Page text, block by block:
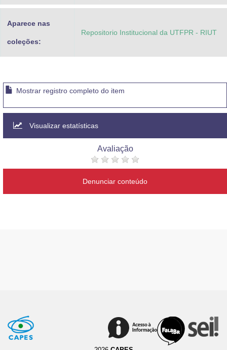
Aparece nas
coleções:
Repositorio Institucional da UTFPR - RIUT
Mostrar registro completo do item
Visualizar estatísticas
Avaliação
Denunciar conteúdo